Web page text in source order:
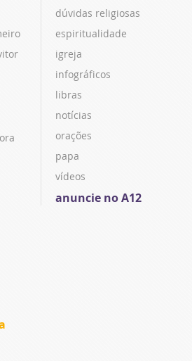
dúvidas religiosas
espiritualidade
igreja
infográficos
libras
notícias
orações
papa
vídeos
anuncie no A12